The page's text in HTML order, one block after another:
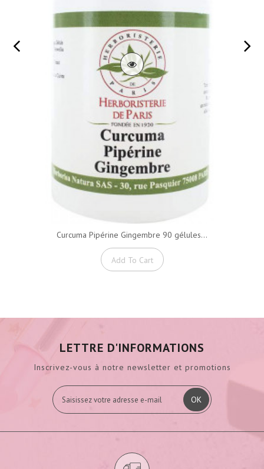
Curcuma Pipérine Gingembre 90 gélules...
Add To Cart
LETTRE D'INFORMATIONS
Inscrivez-vous à notre newsletter et promotions
OK